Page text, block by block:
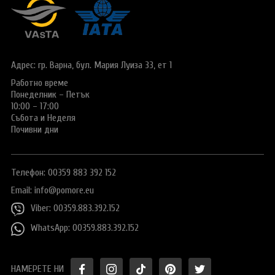
Визи за Куба
ВИЗА за САУДИТСКА АРАБИЯ
Виза за Тайланд
Виза за Турция
Заявление за издаване на електронно разрешение за
ПОДАРЪЧЕН ВАУЧЕР ЗА ПЪТУВАНЕ
ТУРИСТИЧЕСКА ЗАСТРАХОВКА
ОЩЕ
Общи условия
Политика за
поверителност
Адрес: гр. Варна, бул. Мария Луиза 33, ет 1
Работно време
Понеделник – Петък
10:00 – 17:00
Събота и Неделя
Почивни дни
Телефон: 00359 883 392 152
Email: info@pomore.eu
Viber: 00359.883.392.152
WhatsApp: 00359.883.392.152
НАМЕРЕТЕ НИ